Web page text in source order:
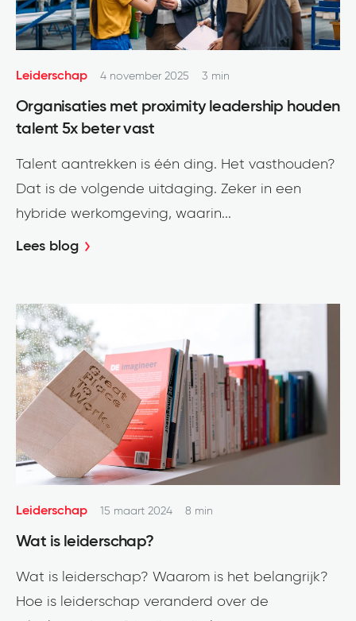
Leiderschap 4 november 2025 3 min
Organisaties met proximity leadership houden
talent 5x beter vast
Talent aantrekken is één ding. Het vasthouden?
Dat is de volgende uitdaging. Zeker in een
hybride werkomgeving, waarin...
Lees blog
Leiderschap 15 maart 2024 8 min
Wat is leiderschap?
Wat is leiderschap? Waarom is het belangrijk?
Hoe is leiderschap veranderd over de